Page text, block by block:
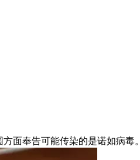
面奉告可能传染的是诺如病毒。